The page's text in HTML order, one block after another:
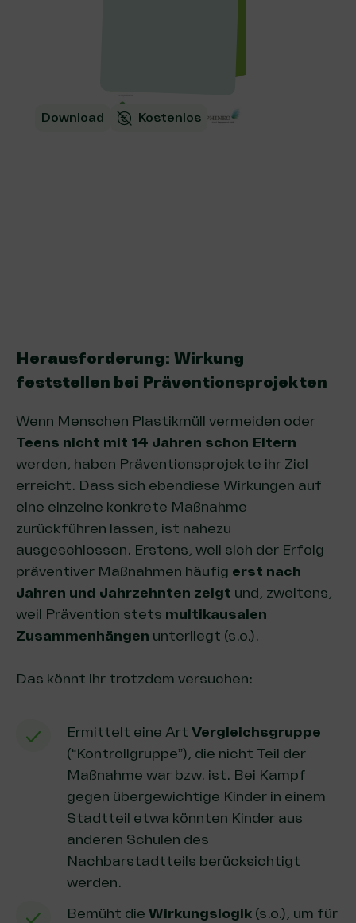
Download Kostenlos
Herausforderung: Wirkung
feststellen bei Präventionsprojekten
Wenn Menschen Plastikmüll vermeiden oder
Teens nicht mit 14 Jahren schon Eltern
werden, haben Präventionsprojekte ihr Ziel
erreicht. Dass sich ebendiese Wirkungen auf
eine einzelne konkrete Maßnahme
zurückführen lassen, ist nahezu
ausgeschlossen. Erstens, weil sich der Erfolg
präventiver Maßnahmen häufig erst nach
Jahren und Jahrzehnten zeigt und, zweitens,
weil Prävention stets multikausalen
Zusammenhängen unterliegt (s.o.).
Das könnt ihr trotzdem versuchen:
Ermittelt eine Art Vergleichsgruppe
(“Kontrollgruppe”), die nicht Teil der
Maßnahme war bzw. ist. Bei Kampf
gegen übergewichtige Kinder in einem
Stadtteil etwa könnten Kinder aus
anderen Schulen des
Nachbarstadtteils berücksichtigt
werden.
Bemüht die Wirkungslogik (s.o.), um für